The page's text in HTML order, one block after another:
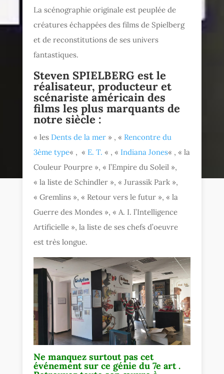
La scénographie originale est peuplée de
créatures échappées des films de Spielberg
et de reconstitutions de ses univers
fantastiques.
Steven SPIELBERG est le
réalisateur, producteur et
scénariste américain des
films les plus marquants de
notre siècle :
« les Dents de la mer » , « Rencontre du
3ème type« , « E. T. « , « Indiana Jones« , « la
Couleur Pourpre », « l’Empire du Soleil »,
« la liste de Schindler », « Jurassik Park »,
« Gremlins », « Retour vers le futur », « la
Guerre des Mondes », « A. I. l’Intelligence
Artificielle », la liste de ses chefs d’oeuvre
est très longue.
Ne manquez surtout pas cet
événement sur ce génie du 7e art .